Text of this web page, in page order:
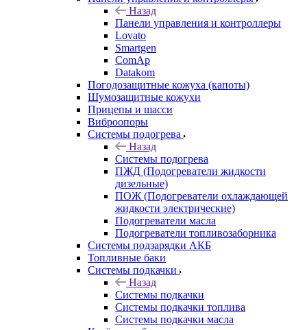
Назад
Панели управления и контроллеры
Lovato
Smartgen
ComAp
Datakom
Погодозащитные кожуха (капоты)
Шумозащитные кожухи
Прицепы и шасси
Виброопоры
Системы подогрева
Назад
Системы подогрева
ПЖД (Подогреватели жидкости
дизельные)
ПОЖ (Подогреватели охлаждающей
жидкости электрические)
Подогреватели масла
Подогреватели топливозаборника
Системы подзарядки АКБ
Топливные баки
Системы подкачки
Назад
Системы подкачки
Системы подкачки топлива
Системы подкачки масла